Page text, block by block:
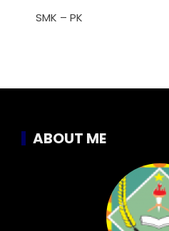
SMK – PK
ABOUT ME